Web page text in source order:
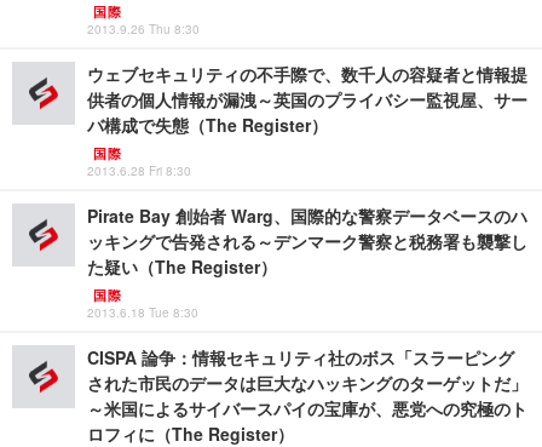
国際
2013.9.26 Thu 8:30
ウェブセキュリティの不手際で、数千人の容疑者と情報提
供者の個人情報が漏洩～英国のプライバシー監視屋、サー
バ構成で失態（The Register）
国際
2013.6.28 Fri 8:30
Pirate Bay 創始者 Warg、国際的な警察データベースのハ
ッキングで告発される～デンマーク警察と税務署も襲撃し
た疑い（The Register）
国際
2013.6.18 Tue 8:30
CISPA 論争：情報セキュリティ社のボス「スラーピング
された市民のデータは巨大なハッキングのターゲットだ」
～米国によるサイバースパイの宝庫が、悪党への究極のト
ロフィに（The Register）